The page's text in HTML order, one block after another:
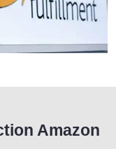
Amazon